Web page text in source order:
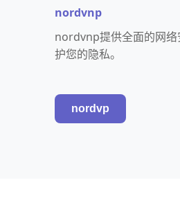
nordvnp
nordvnp提供全面的网络
护您的隐私。
nordvp